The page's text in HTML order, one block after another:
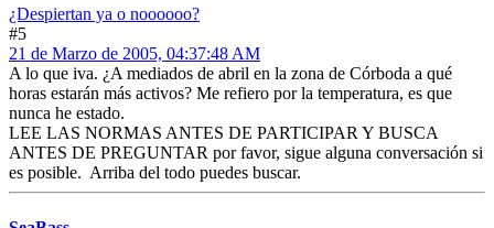
¿Despiertan ya o noooooo?
#5
21 de Marzo de 2005, 04:37:48 AM
A lo que iva. ¿A mediados de abril en la zona de Córboda a qué
horas estarán más activos? Me refiero por la temperatura, es que
nunca he estado.
LEE LAS NORMAS ANTES DE PARTICIPAR Y BUSCA
ANTES DE PREGUNTAR por favor, sigue alguna conversación si
es posible. Arriba del todo puedes buscar.